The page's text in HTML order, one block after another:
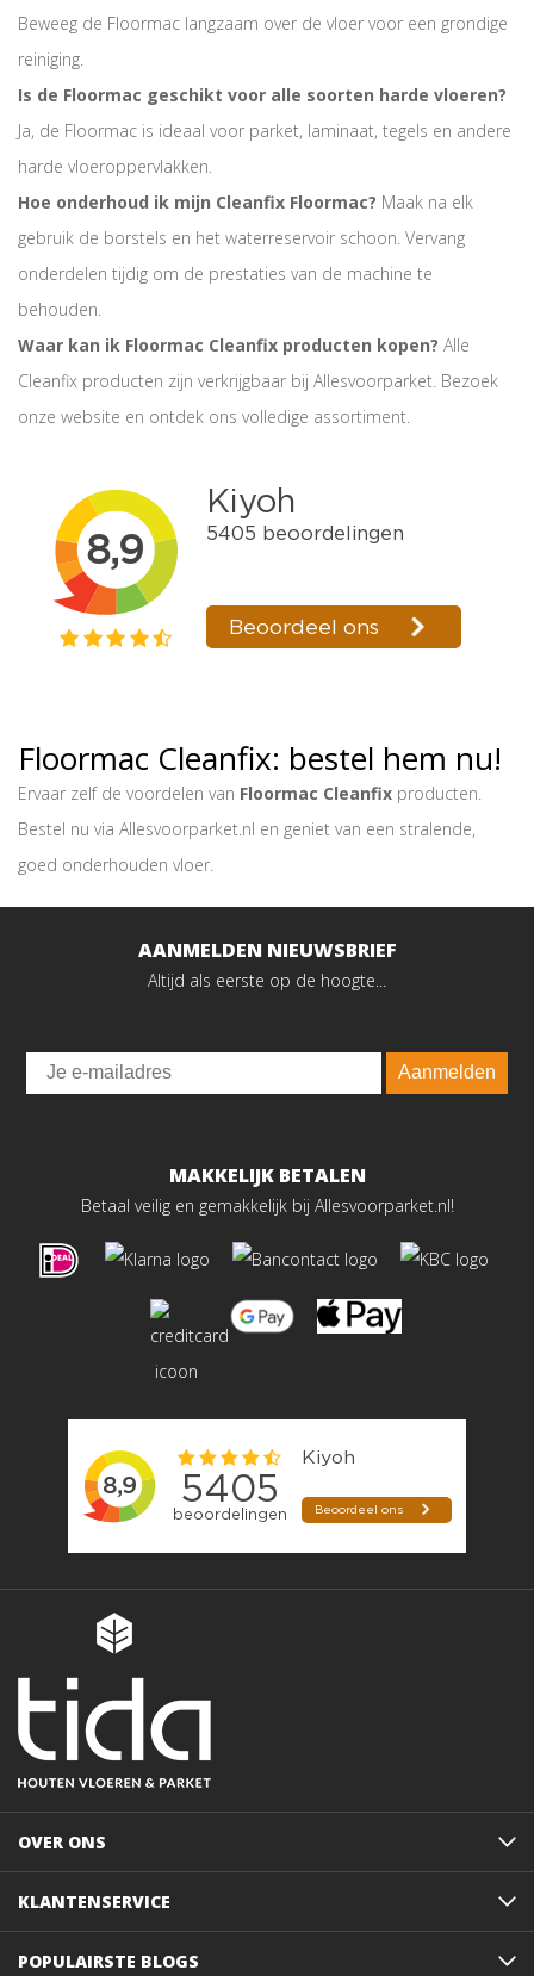
Beweeg de Floormac langzaam over de vloer voor een grondige
reiniging.
Is de Floormac geschikt voor alle soorten harde vloeren?
Ja, de Floormac is ideaal voor parket, laminaat, tegels en andere
harde vloeroppervlakken.
Hoe onderhoud ik mijn Cleanfix Floormac? Maak na elk
gebruik de borstels en het waterreservoir schoon. Vervang
onderdelen tijdig om de prestaties van de machine te
behouden.
Waar kan ik Floormac Cleanfix producten kopen? Alle
Cleanfix producten zijn verkrijgbaar bij Allesvoorparket. Bezoek
onze website en ontdek ons volledige assortiment.
Floormac Cleanfix: bestel hem nu!
Ervaar zelf de voordelen van Floormac Cleanfix producten.
Bestel nu via Allesvoorparket.nl en geniet van een stralende,
goed onderhouden vloer.
AANMELDEN NIEUWSBRIEF
Altijd als eerste op de hoogte...
Email
Aanmelden
MAKKELIJK BETALEN
Betaal veilig en gemakkelijk bij Allesvoorparket.nl!
OVER ONS
KLANTENSERVICE
POPULAIRSTE BLOGS